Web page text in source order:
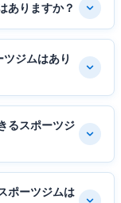
ありますか？
ジムはあり
るスポーツジ
ポーツジムは